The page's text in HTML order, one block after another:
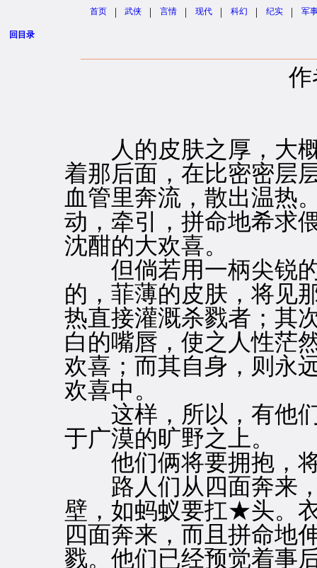
首页 | 武侠 | 言情 | 现代 | 科幻 | 纪实 | 军
回目录
人的皮肤之厚，大概
着那后面，在比密密层
血管里奔流，散出温热
动，牵引，拼命地希求
沈酣的大欢喜。
但倘若用一柄尖锐的
的，菲薄的皮肤，将见
热直接灌溉杀戮者；其
白的嘴唇，使之人性茫
欢喜；而其自身，则永
欢喜中。
这样，所以，有他们
于广漠的旷野之上。
他们俩将要拥抱，
路人们从四面奔来，
壁，如蚂蚁要扛★头。
四面奔来，而且拼命地
戮。他们已经预觉着事